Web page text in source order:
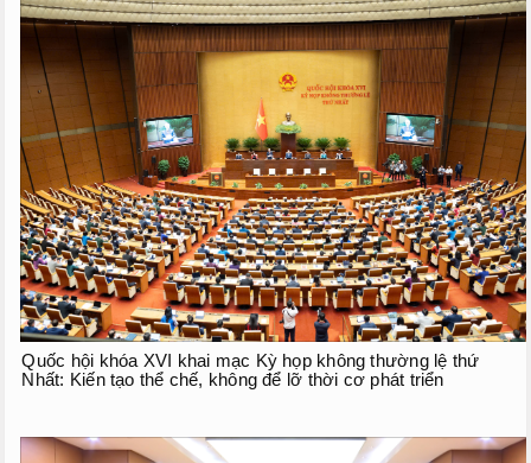
Quốc hội khóa XVI khai mạc Kỳ họp không thường lệ thứ
Nhất: Kiến tạo thể chế, không để lỡ thời cơ phát triển